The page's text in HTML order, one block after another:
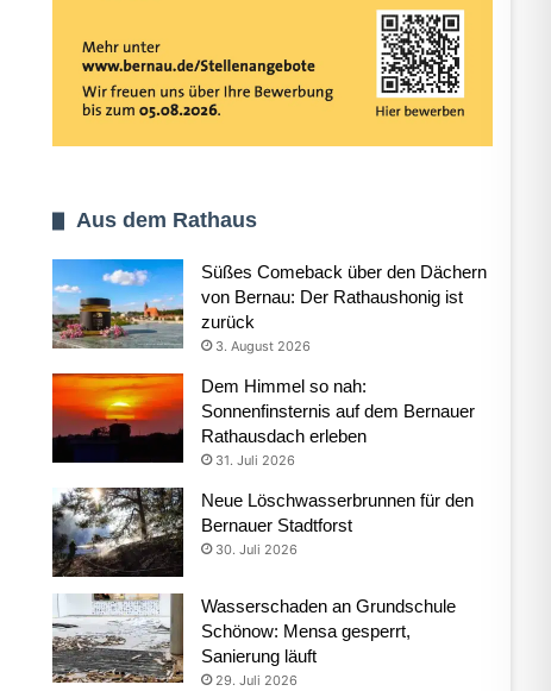
Aus dem Rathaus
Süßes Comeback über den Dächern
von Bernau: Der Rathaushonig ist
zurück
3. August 2026
Dem Himmel so nah:
Sonnenfinsternis auf dem Bernauer
Rathausdach erleben
31. Juli 2026
Neue Löschwasserbrunnen für den
Bernauer Stadtforst
30. Juli 2026
Wasserschaden an Grundschule
Schönow: Mensa gesperrt,
Sanierung läuft
29. Juli 2026